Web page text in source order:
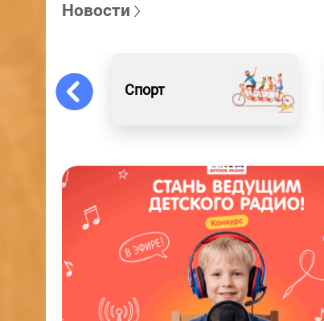
Новости
Спорт